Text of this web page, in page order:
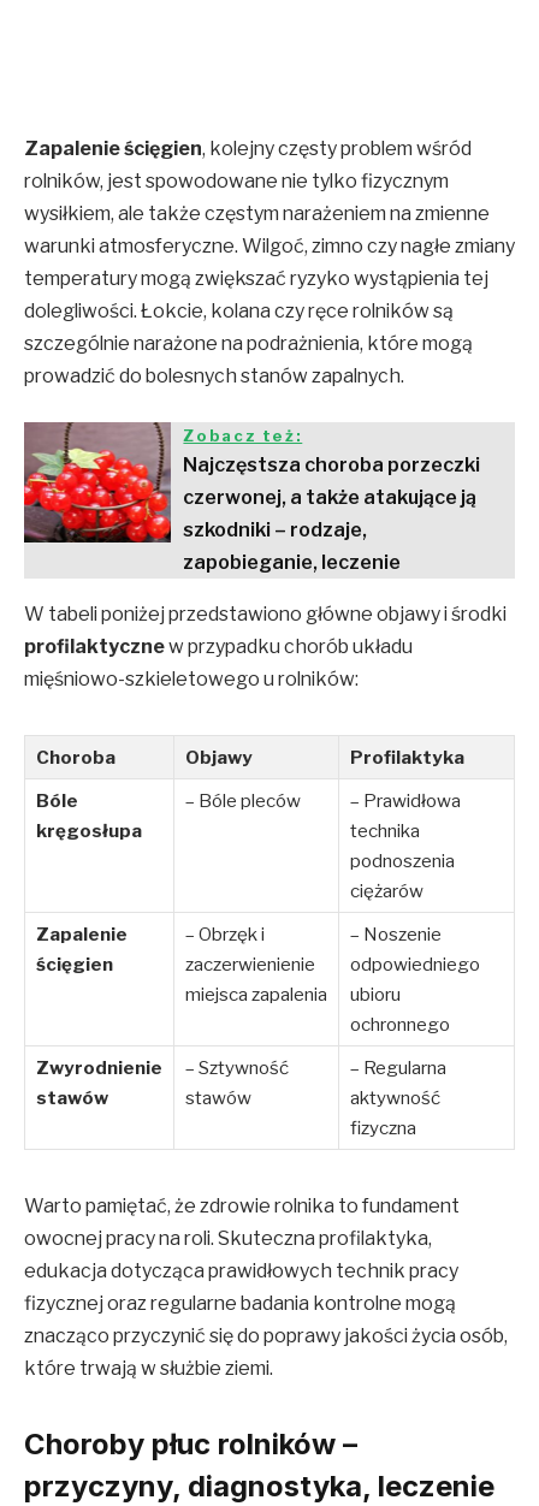
Zapalenie ścięgien, kolejny częsty problem wśród
rolników, jest spowodowane nie tylko fizycznym
wysiłkiem, ale także częstym narażeniem na zmienne
warunki atmosferyczne. Wilgoć, zimno czy nagłe zmiany
temperatury mogą zwiększać ryzyko wystąpienia tej
dolegliwości. Łokcie, kolana czy ręce rolników są
szczególnie narażone na podrażnienia, które mogą
prowadzić do bolesnych stanów zapalnych.
Zobacz też:
Najczęstsza choroba porzeczki
czerwonej, a także atakujące ją
szkodniki – rodzaje,
zapobieganie, leczenie
W tabeli poniżej przedstawiono główne objawy i środki
profilaktycznew przypadku chorób układu
mięśniowo-szkieletowego u rolników:
Choroba Objawy
Profilaktyka
Bóle
kręgosłupa
– Bóle pleców
– Prawidłowa
technika
podnoszenia
ciężarów
Zapalenie
ścięgien
– Obrzęk i
zaczerwienienie
miejsca zapalenia
– Noszenie
odpowiedniego
ubioru
ochronnego
Zwyrodnienie
stawów
– Sztywność
stawów
– Regularna
aktywność
fizyczna
Warto pamiętać, że zdrowie rolnika to fundament
owocnej pracy na roli. Skuteczna profilaktyka,
edukacja dotycząca prawidłowych technik pracy
fizycznej oraz regularne badania kontrolne mogą
znacząco przyczynić się do poprawy jakości życia osób,
które trwają w służbie ziemi.
Choroby płuc rolników –
przyczyny, diagnostyka, leczenie